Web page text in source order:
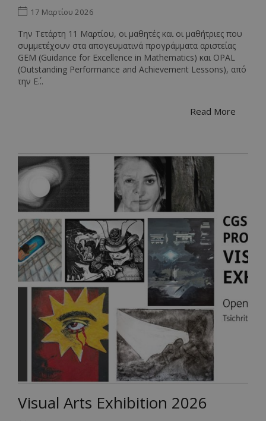
17 Μαρτίου 2026
Την Τετάρτη 11 Μαρτίου, οι μαθητές και οι μαθήτριες που
συμμετέχουν στα απογευματινά προγράμματα αριστείας
GEM (Guidance for Excellence in Mathematics) και OPAL
(Outstanding Performance and Achievement Lessons), από
την Ε΄...
Read More
Visual Arts Exhibition 2026